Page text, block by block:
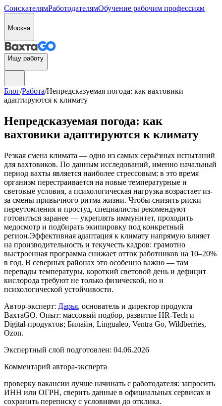
СоискателямРаботодателямОбучение рабочим профессиям
Москва
Ищу работу
Блог/Работа/Непредсказуемая погода: как вахтовики
адаптируются к климату
Непредсказуемая погода: как
вахтовики адаптируются к климату
Резкая смена климата — одно из самых серьёзных испытаний
для вахтовиков. По данным исследований, именно начальный
период вахты является наиболее стрессовым: в это время
организм перестраивается на новые температурные и
световые условия, а психологическая нагрузка возрастает из-
за смены привычного ритма жизни. Чтобы снизить риски
переутомления и простуд, специалисты рекомендуют
готовиться заранее — укреплять иммунитет, проходить
медосмотр и подбирать экипировку под конкретный
регион.Эффективная адаптация к климату напрямую влияет
на производительность и текучесть кадров: грамотно
выстроенная программа снижает отток работников на 10–20%
в год. В северных районах это особенно важно — там
перепады температуры, короткий световой день и дефицит
кислорода требуют не только физической, но и
психологической устойчивости.
Автор-эксперт: Дарья, основатель и директор продукта
ВахтаGO. Опыт: массовый подбор, развитие HR-Tech и
Digital-продуктов; Билайн, Lingualeo, Ventra Go, Wildberries,
Ozon.
Экспертный слой подготовлен: 04.06.2026
Комментарий автора-эксперта
проверку вакансии лучше начинать с работодателя: запросить
ИНН или ОГРН, сверить данные в официальных сервисах и
сохранить переписку с условиями до отклика.